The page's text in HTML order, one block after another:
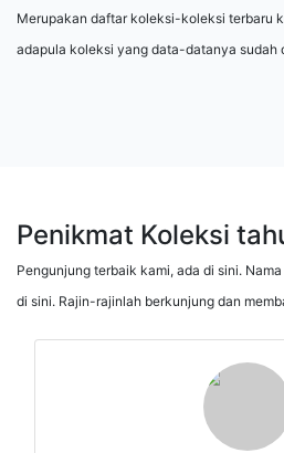
Merupakan daftar koleksi-koleksi terbaru
adapula koleksi yang data-datanya sudah
Penikmat Koleksi
Pengunjung terbaik kami, ada di sini.
di sini. Rajin-rajinlah berkunjung dan